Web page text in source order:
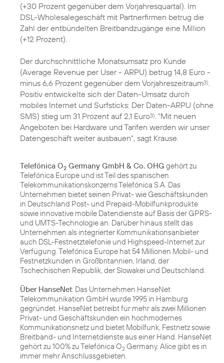
(+30 Prozent gegenüber dem Vorjahresquartal). Im
DSL-Wholesalegeschäft mit Partnerfirmen betrug die
Zahl der entbündelten Breitbandzugänge eine Million
(+12 Prozent).
Der durchschnittliche Monatsumsatz pro Kunde
(Average Revenue per User - ARPU) betrug 14,8 Euro -
minus 6,6 Prozent gegenüber dem Vorjahreszeitraum3)
Positiv entwickelte sich der Daten-Umsatz durch
mobiles Internet und Surfsticks: Der Daten-ARPU (ohne
SMS) stieg um 31 Prozent auf 2,1 Euro3) . "Mit neuen
Angeboten bei Hardware und Tarifen werden wir unser
Datengeschäft weiter ausbauen", sagt Krause.
Telefónica O2 Germany GmbH & Co. OHG gehört zu
Telefónica Europe und ist Teil des spanischen
Telekommunikationskonzerns Telefónica S.A. Das
Unternehmen bietet seinen Privat- wie Geschäftskunden
in Deutschland Post- und Prepaid-Mobilfunkprodukte
sowie innovative mobile Datendienste auf Basis der GPRS-
und UMTS-Technologie an. Darüber hinaus stellt das
Unternehmen als integrierter Kommunikationsanbieter
auch DSL-Festnetztelefonie und Highspeed-Internet zur
Verfügung. Telefónica Europe hat 54 Millionen Mobil- und
Festnetzkunden in Großbritannien, Irland, der
Tschechischen Republik, der Slowakei und Deutschland.
Über HanseNet: Das Unternehmen HanseNet
Telekommunikation GmbH wurde 1995 in Hamburg
gegründet. HanseNet betreibt für mehr als zwei Millionen
Privat- und Geschäftskunden ein hochmodernes
Kommunikationsnetz und bietet Mobilfunk, Festnetz sowie
Breitband- und Internetdienste aus einer Hand. HanseNet
gehört zu 100% zu Telefónica O2 Germany. Alice gibt es in
immer mehr Anschlussgebieten.